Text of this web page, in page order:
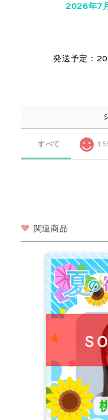
2026年7
発送予定：
すべて
関連商品